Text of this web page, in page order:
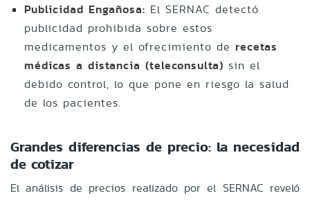
Publicidad Engañosa: El SERNAC detectó
publicidad prohibida sobre estos
medicamentos y el ofrecimiento de recetas
médicas a distancia (teleconsulta) sin el
debido control, lo que pone en riesgo la salud
de los pacientes.
Grandes diferencias de precio: la necesidad
de cotizar
El análisis de precios realizado por el SERNAC reveló